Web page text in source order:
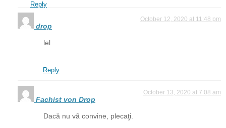
Reply
drop
October 12, 2020 at 11:48 pm
lel
Reply
Fachist von Drop
October 13, 2020 at 7:08 am
Dacă nu vã convine, plecaţi.